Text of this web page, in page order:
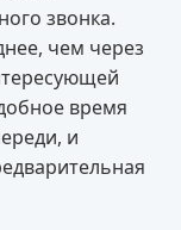
звонка.
чем через
время
и